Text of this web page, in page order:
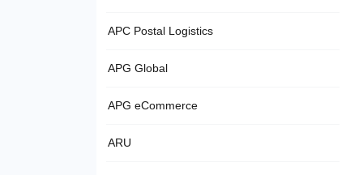
APC Postal Logistics
APG Global
APG eCommerce
ARU